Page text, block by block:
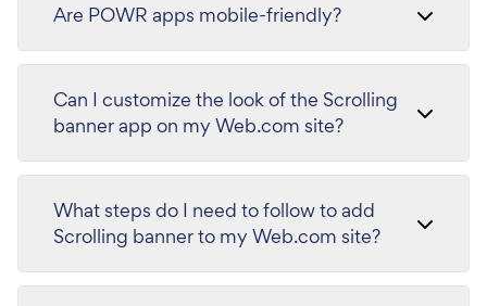
Are POWR apps mobile-friendly?
Can I customize the look of the Scrolling
banner app on my Web.com site?
What steps do I need to follow to add
Scrolling banner to my Web.com site?